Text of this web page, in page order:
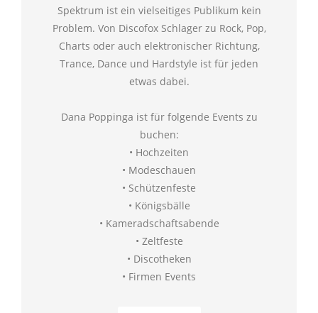
Spektrum ist ein vielseitiges Publikum kein
Problem. Von Discofox Schlager zu Rock, Pop,
Charts oder auch elektronischer Richtung,
Trance, Dance und Hardstyle ist für jeden
etwas dabei.
Dana Poppinga ist für folgende Events zu
buchen:
• Hochzeiten
• Modeschauen
• Schützenfeste
• Königsbälle
• Kameradschaftsabende
• Zeltfeste
• Discotheken
• Firmen Events